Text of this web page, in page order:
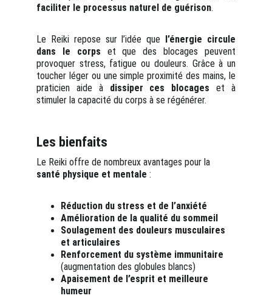
Le Reiki offre de nombreux avantages pour la
santé physique et mentale :
Réduction du stress et de l’anxiété
Amélioration de la qualité du sommeil
Soulagement des douleurs musculaires
et articulaires
Renforcement du système immunitaire
(augmentation des globules blancs)
Apaisement de l’esprit et meilleure
humeur
faciliter le processus naturel de guérison.
Le Reiki repose sur l’idée que l’énergie circule
dans le corps et que des blocages peuvent
provoquer stress, fatigue ou douleurs. Grâce à un
toucher léger ou une simple proximité des mains, le
praticien aide à dissiper ces blocages et à
stimuler la capacité du corps à se régénérer.
Les bienfaits